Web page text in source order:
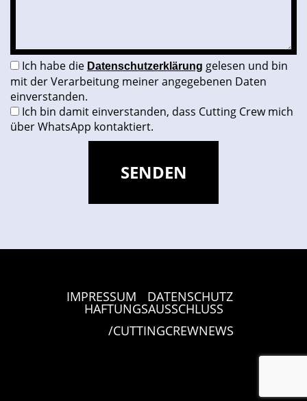
Ich habe die Datenschutzerklärung gelesen und bin
mit der Verarbeitung meiner angegebenen Daten
einverstanden.
Ich bin damit einverstanden, dass Cutting Crew mich
über WhatsApp kontaktiert.
IMPRESSUM DATENSCHUTZ|
HAFTUNGSAUSSCHLUSS
/CUTTINGCREWNEWS